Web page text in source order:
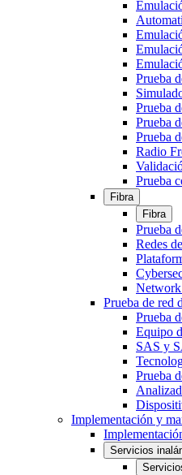
Prueba
Prueba
Prueba
Prueba
Radio
Prueba
Fibra
Fibra
Prueba
Redes
Network
Prueba de red
Prueba
Equipo
SAS y
Prueba
Implementación y
Servicios